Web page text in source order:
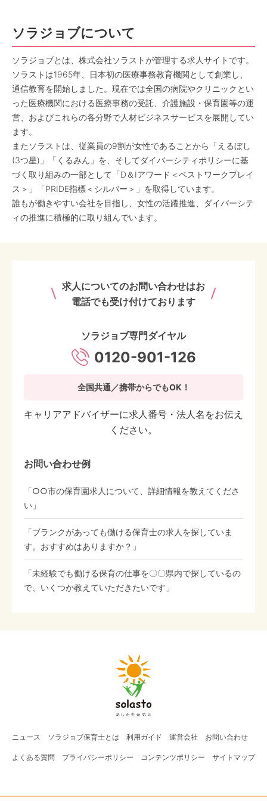
ソラジョブについて
ソラジョブとは、株式会社ソラストが管理する求人サイトです。
ソラストは1965年、日本初の医療事務教育機関として創業し、
通信教育を開始しました。現在では全国の病院やクリニックとい
った医療機関における医療事務の受託、介護施設・保育園等の運
営、およびこれらの各分野で人材ビジネスサービスを展開してい
ます。
またソラストは、従業員の9割が女性であることから「えるぼし
(3つ星)」「くるみん」を、そしてダイバーシティポリシーに基
づく取り組みの一部として「D＆Iアワード＜ベストワークプレイ
ス＞」「PRIDE指標＜シルバー＞」を取得しています。
誰もが働きやすい会社を目指し、女性の活躍推進、ダイバーシテ
ィの推進に積極的に取り組んでいます。
求人についてのお問い合わせはお
電話でも受け付けております
ソラジョブ専門ダイヤル
0120-901-126
全国共通／携帯からでもOK！
キャリアアドバイザーに求人番号・法人名をお伝え
ください。
お問い合わせ例
「○○市の保育園求人について、詳細情報を教えてくださ
い」
「ブランクがあっても働ける保育士の求人を探していま
す。おすすめはありますか？」
「未経験でも働ける保育の仕事を〇〇県内で探しているの
で、いくつか教えていただきたいです」
ニュース ソラジョブ保育士とは 利用ガイド 運営会社 お問い合わせ
よくある質問 プライバシーポリシー コンテンツポリシー サイトマップ